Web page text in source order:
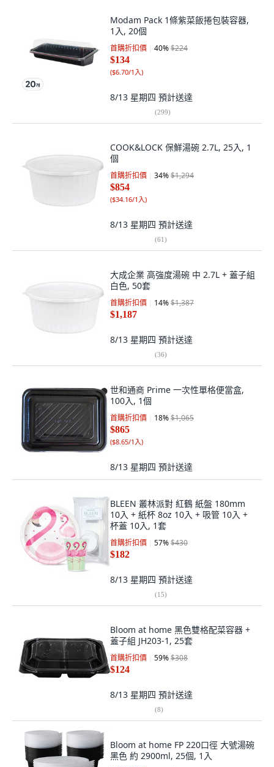
Modam Pack 1條紫菜飯捲包裝容器,
1入, 20個
首購折扣價 40%$224
$134
($6.70/1入)
8/13 星期四 預計送達
(299)
COOK&LOCK 保鮮湯碗 2.7L, 25入, 1
個
首購折扣價 34%$1,294
$854
($34.16/1入)
8/13 星期四 預計送達
(61)
大成企業 高強度湯碗 中 2.7L + 蓋子組
白色, 50套
首購折扣價 14%$1,387
$1,187
8/13 星期四 預計送達
(36)
世和通商 Prime 一次性單格便當盒,
100入, 1個
首購折扣價 18%$1,065
$865
($8.65/1入)
8/13 星期四 預計送達
BLEEN 叢林派對 紅鶴 紙盤 180mm
10入 + 紙杯 8oz 10入 + 吸管 10入 +
杯蓋 10入, 1套
首購折扣價 57%$430
$182
8/13 星期四 預計送達
(15)
Bloom at home 黑色雙格配菜容器 +
蓋子組 JH203-1, 25套
首購折扣價 59%$308
$124
8/13 星期四 預計送達
(8)
Bloom at home FP 220口徑 大號湯碗
黑色 約 2900ml, 25個, 1入